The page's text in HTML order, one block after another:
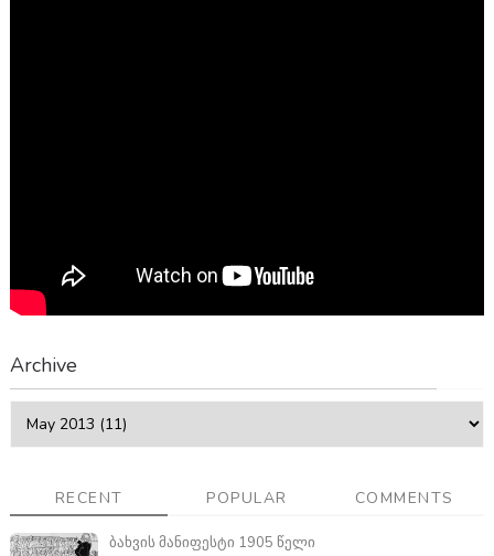
Archive
RECENT POPULAR COMMENTS
ბახვის მანიფესტი 1905 წელი